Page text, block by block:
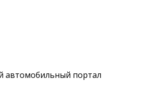
автомобильный портал